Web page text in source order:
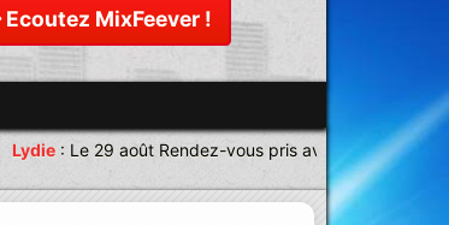
Ecoutez MixFeever !
:Le 29 août Rendez-vous pris avec une équipe